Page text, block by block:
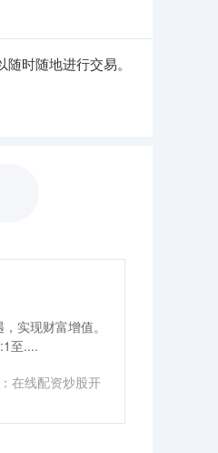
时随地进行交易。
实现财富增值。
至....
在线配资炒股开